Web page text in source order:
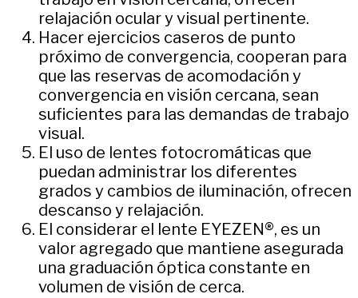
relajación ocular y visual pertinente.
Hacer ejercicios caseros de punto
próximo de convergencia, cooperan para
que las reservas de acomodación y
convergencia en visión cercana, sean
suficientes para las demandas de trabajo
visual.
El uso de lentes fotocromáticas que
puedan administrar los diferentes
grados y cambios de iluminación, ofrecen
descanso y relajación.
El considerar el lente EYEZEN®, es un
valor agregado que mantiene asegurada
una graduación óptica constante en
volumen de visión de cerca.